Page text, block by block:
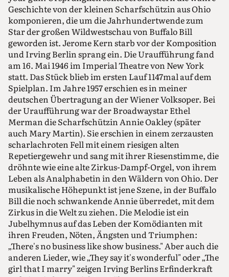
Geschichte von der kleinen Scharfschützin aus Ohio
komponieren, die um die Jahrhundertwende zum
Star der großen Wildwestschau von Buffalo Bill
geworden ist. Jerome Kern starb vor der Komposition
und Irving Berlin sprang ein. Die Uraufführung fand
am 16. Mai 1946 im Imperial Theatre von New York
statt. Das Stück blieb im ersten Lauf 1147mal auf dem
Spielplan. Im Jahre 1957 erschien es in meiner
deutschen Übertragung an der Wiener Volksoper. Bei
der Uraufführung war der Broadwaystar Ethel
Merman die Scharfschützin Annie Oakley (später
auch Mary Martin). Sie erschien in einem zerzausten
scharlachroten Fell mit einem riesigen alten
Repetiergewehr und sang mit ihrer Riesenstimme, die
dröhnte wie eine alte Zirkus-Dampf-Orgel, von ihrem
Leben als Analphabetin in den Wäldern von Ohio. Der
musikalische Höhepunkt ist jene Szene, in der Buffalo
Bill die noch schwankende Annie überredet, mit dem
Zirkus in die Welt zu ziehen. Die Melodie ist ein
Jubelhymnus auf das Leben der Komödianten mit
ihren Freuden, Nöten, Ängsten und Triumphen:
„There's no business like show business." Aber auch die
anderen Lieder, wie „They say it's wonderful" oder „The
girl that I marry" zeigen Irving Berlins Erfinderkraft